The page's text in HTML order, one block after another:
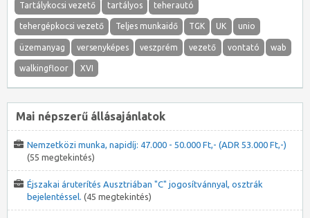
Tartálykocsi vezető tartályos teherautó
tehergépkocsi vezető Teljes munkaidő TGK UK unio
üzemanyag versenyképes veszprém vezető vontató wab
walkingfloor XVI
Mai népszerű állásajánlatok
Nemzetközi munka, napidíj: 47.000 - 50.000 Ft,- (ADR 53.000 Ft,-)
(55 megtekintés)
Éjszakai áruterítés Ausztriában "C" jogosítvánnyal, osztrák
bejelentéssel. (45 megtekintés)